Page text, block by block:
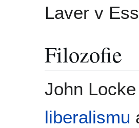
Laver v
Filozofie
John
liberalismu